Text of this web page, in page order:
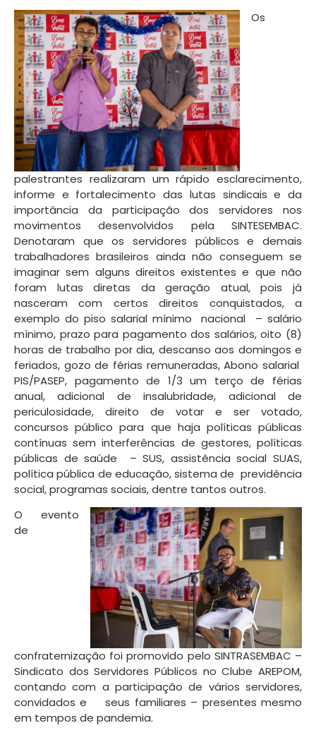
Os
palestrantes realizaram um rápido esclarecimento,
informe e fortalecimento das lutas sindicais e da
importância da participação dos servidores nos
movimentos desenvolvidos pela SINTESEMBAC.
Denotaram que os servidores públicos e demais
trabalhadores brasileiros ainda não conseguem se
imaginar sem alguns direitos existentes e que não
foram lutas diretas da geração atual, pois já
nasceram com certos direitos conquistados, a
exemplo do piso salarial mínimo nacional – salário
mínimo, prazo para pagamento dos salários, oito (8)
horas de trabalho por dia, descanso aos domingos e
feriados, gozo de férias remuneradas, Abono salarial
PIS/PASEP, pagamento de 1/3 um terço de férias
anual, adicional de insalubridade, adicional de
periculosidade, direito de votar e ser votado,
concursos público para que haja políticas públicas
contínuas sem interferências de gestores, políticas
públicas de saúde – SUS, assistência social SUAS,
política pública de educação, sistema de previdência
social, programas sociais, dentre tantos outros.
O evento
de
confraternização foi promovido pelo SINTRASEMBAC –
Sindicato dos Servidores Públicos no Clube AREPOM,
contando com a participação de vários servidores,
convidados e seus familiares – presentes mesmo
em tempos de pandemia.